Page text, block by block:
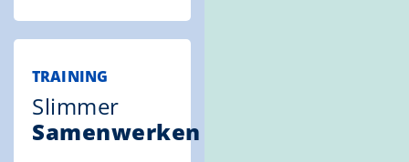
TRAINING
Slimmer
Samenwerken